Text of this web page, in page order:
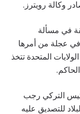
في مسألة
ليست في عجلة من أمرها
المتحدة تتخذ
التركي رجب
للتصديق عليه